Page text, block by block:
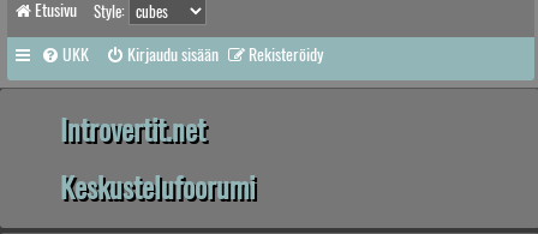
Etusivu Style:
UKK Kirjaudu sisään Rekisteröidy
Introvertit.net
Keskustelufoorumi